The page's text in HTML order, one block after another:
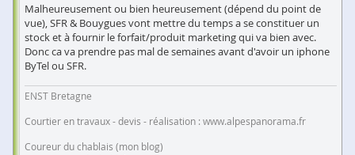
Malheureusement ou bien heureusement (dépend du point de
vue), SFR & Bouygues vont mettre du temps a se constituer un
stock et à fournir le forfait/produit marketing qui va bien avec.
Donc ca va prendre pas mal de semaines avant d'avoir un iphone
ByTel ou SFR.
ENST Bretagne
Courtier en travaux - devis - réalisation : www.alpespanorama.fr
Coureur du chablais (mon blog)